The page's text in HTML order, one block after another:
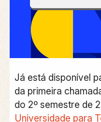
Já está disponível
da primeira
do 2º semestre de
Universidade para